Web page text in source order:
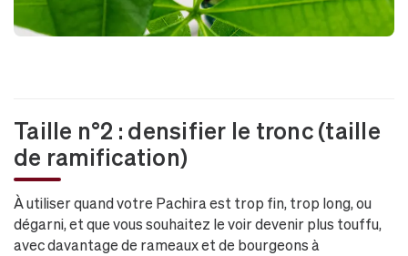
Taille n°2 : densifier le tronc (taille
de ramification)
À utiliser quand votre Pachira est trop fin, trop long, ou
dégarni, et que vous souhaitez le voir devenir plus touffu,
avec davantage de rameaux et de bourgeons à